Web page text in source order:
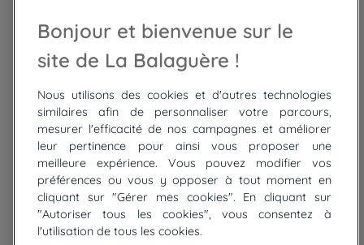
Trek Mauritanie
Trek
Top
circuits
Tour du lac de Constance à vélo
Cyclades : Amorgos et Naxos
Randonnée aux Bardenas Reales
De Collioure à Cadaquès à pied
Découverte des trésors de Madère
Rando Réunion en douceur
Bonjour et bienvenue sur le
site de La Balaguère !
Nous utilisons des cookies et d'autres technologies
similaires afin de personnaliser votre parcours,
mesurer l'efficacité de nos campagnes et améliorer
leur pertinence pour ainsi vous proposer une
meilleure expérience. Vous pouvez modifier vos
préférences ou vous y opposer à tout moment en
cliquant sur "Gérer mes cookies". En cliquant sur
"Autoriser tous les cookies", vous consentez à
l'utilisation de tous les cookies.